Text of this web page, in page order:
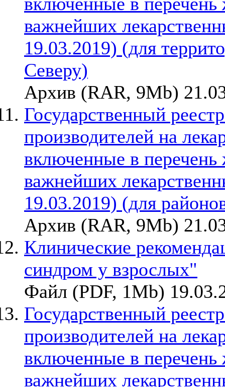
важнейших
19.03.2019) (для
Северу)
Архив (RAR, 9Mb)
Государственный
производителей на
включенные в
важнейших
19.03.2019) (для
Архив (RAR, 9Mb)
Клинические
синдром у взрослых"
Файл (PDF, 1Mb)
Государственный
производителей на
включенные в
важнейших